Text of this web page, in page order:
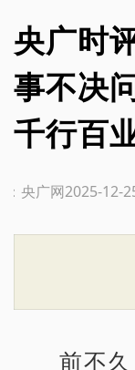
央广时
事不决
千行百
2025-12-
：央广网
前不